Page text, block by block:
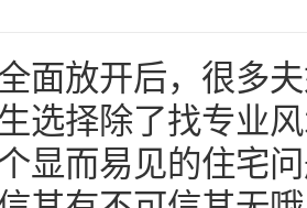
面放开后，很多
选择除了找专业
显而易见的住宅